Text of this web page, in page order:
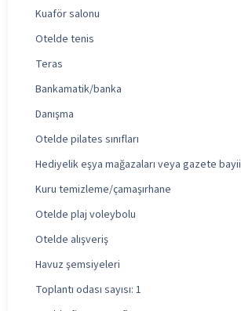
Kuaför salonu
Otelde tenis
Teras
Bankamatik/banka
Danışma
Otelde pilates sınıfları
Hediyelik eşya mağazaları veya gazete bayii
Kuru temizleme/çamaşırhane
Otelde plaj voleybolu
Otelde alışveriş
Havuz şemsiyeleri
Toplantı odası sayısı: 1